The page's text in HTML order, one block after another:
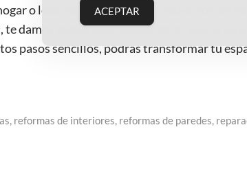
o local comercial pero no sabes por dónde
damos consejos prácticos para reparar
pasos sencillos, podrás transformar tu
, reformas de interiores, reformas de paredes,
ACEPTAR